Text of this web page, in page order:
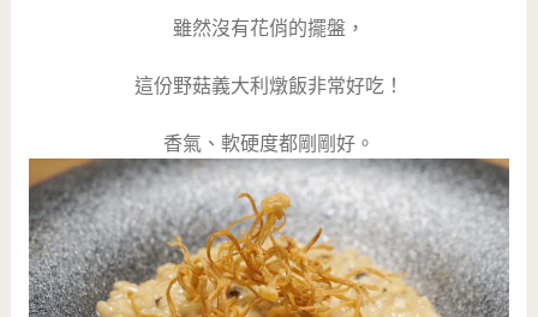
雖然沒有花俏的擺盤，
這份野菇義大利燉飯非常好吃！
香氣、軟硬度都剛剛好。